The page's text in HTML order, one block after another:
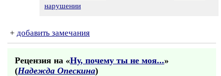
нарушении
+ добавить замечания
Рецензия на «Ну, почему ты не моя...»
(Надежда Опескина)